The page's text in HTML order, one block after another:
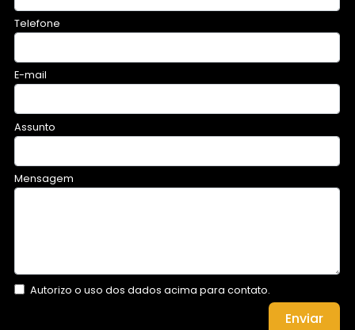
Telefone
E-mail
Assunto
Mensagem
Autorizo o uso dos dados acima para contato.
Enviar